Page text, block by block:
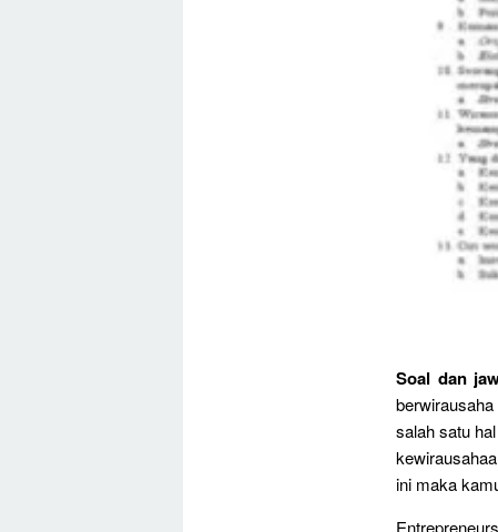
Soal dan
salah satu
ini maka